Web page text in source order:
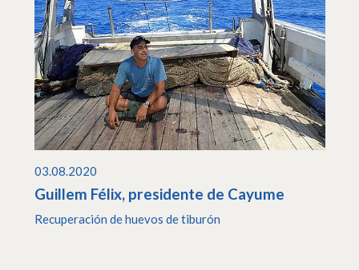
03.08.2020
Guillem Félix, presidente de Cayume
Recuperación de huevos de tiburón